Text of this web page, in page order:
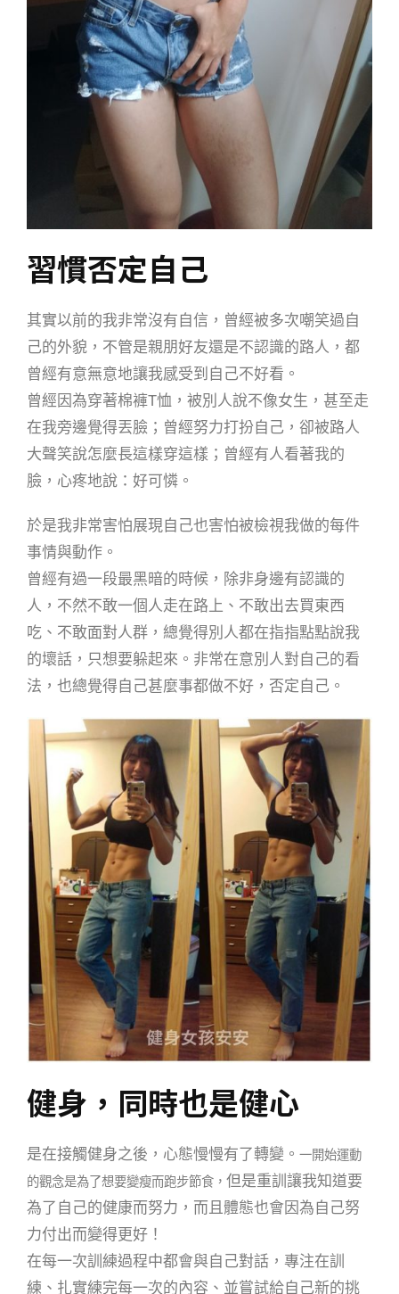
習慣否定自己
其實以前的我非常沒有自信， 曾經被多次嘲笑過自
己的外貌， 不管是親朋好友還是不認識的路人，都
曾經有意無意地讓我感受到自己不好看。
曾經因為穿著棉褲T恤，被別人說不像女生，甚至走
在我旁邊覺得丟臉；曾經努力打扮自己，卻被路人
大聲笑說怎麼長這樣穿這樣； 曾經有人看著我的
臉，心疼地說：好可憐。
於是我非常害怕展現自己也害怕被檢視我做的每件
事情與動作。
曾經有過一段最黑暗的時候， 除非身邊有認識的
人，不然不敢一個人走在路上、不敢出去買東西
吃、不敢面對人群，總覺得別人都在指指點點說我
的壞話，只想要躲起來。非常在意別人對自己的看
法，也總覺得自己甚麼事都做不好，否定自己。
健身，同時也是健心
是在接觸健身之後，心態慢慢有了轉變。 一開始運動
的觀念是為了想要變瘦而跑步節食， 但是重訓讓我知道要
為了自己的健康而努力， 而且體態也會因為自己努
力付出而變得更好！
在每一次訓練過程中都會與自己對話， 專注在訓
練、扎實練完每一次的內容、並嘗試給自己新的挑